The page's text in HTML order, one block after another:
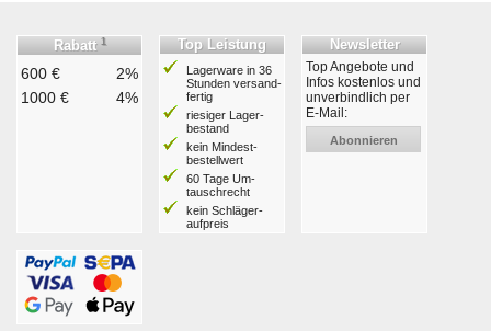
Rabatt 1
600 €
2%
1000 €
4%
Top Leistung
Lagerware in 36
Stunden ver­sand­
fertig
riesiger Lager­
bestand
kein Mindest­
bestell­wert
60 Tage Um­
tausch­recht
kein Schläger­
aufpreis
Newsletter
Top Angebote und
Infos kostenlos und
unverbindlich per
E-Mail:
Abonnieren